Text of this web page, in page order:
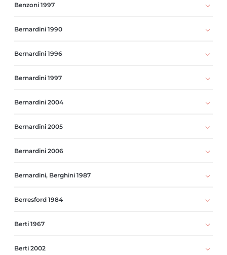
Benzoni 1997
Bernardini 1990
Bernardini 1996
Bernardini 1997
Bernardini 2004
Bernardini 2005
Bernardini 2006
Bernardini, Berghini 1987
Berresford 1984
Berti 1967
Berti 2002